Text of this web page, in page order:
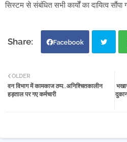
सिस्टम से संबंधित सभी कार्यों का दायित्व सौंपा
Facebook
tter
OLDER
वन विभाग में कामकाज ठप्प..अनिश्चितकालीन
हड़ताल पर गए कर्मचारी